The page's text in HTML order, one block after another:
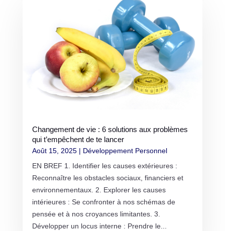
Changement de vie : 6 solutions aux problèmes
qui t’empêchent de te lancer
Août 15, 2025| Développement Personnel
EN BREF 1. Identifier les causes extérieures :
Reconnaître les obstacles sociaux, financiers et
environnementaux. 2. Explorer les causes
intérieures : Se confronter à nos schémas de
pensée et à nos croyances limitantes. 3.
Développer un locus interne : Prendre le...